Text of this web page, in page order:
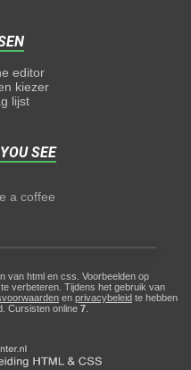
editor
kiezer
lijst
SEE
a coffee
van html en css. Voorbeelden op
verbeteren. Tijdens het gebruik van
en privacybeleidte hebben
Cursisten online7